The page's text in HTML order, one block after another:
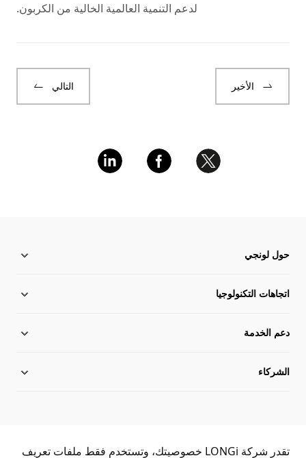
لدعم التنمية العالمية الخالية من الكربون.
الأخير التالي
حول لونجي
حول لونجي
التخطيط العولمة
فريق الإدارة
اتجاهات التكنولوجيا
أخبار لونجي
دعم الخدمة
مركز التحميل
استعلام الأصالة
الشركاء
اتصل معنا تقدر شركة LONGi خصوصيتك، وتستخدم فقط ملفات تعريف